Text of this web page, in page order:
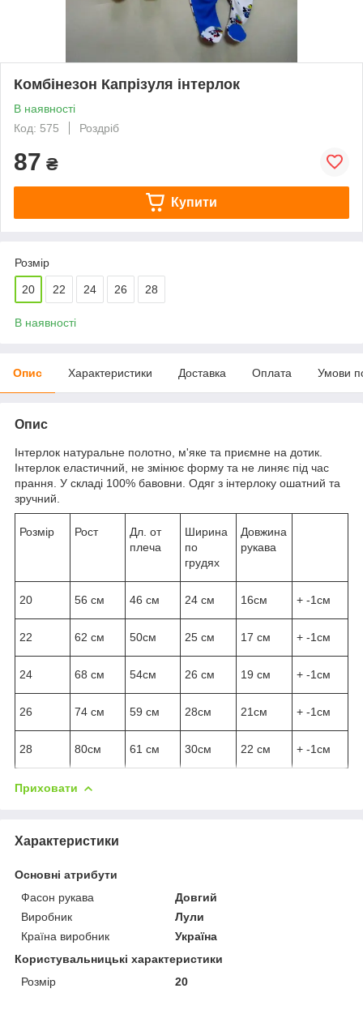
Комбінезон Капрізуля інтерлок
В наявності
Код: 575
Роздріб
87 ₴
Купити
Розмір
20 22 24 26 28
В наявності
Опис Характеристики Доставка Оплата Умови
Опис
Інтерлок натуральне полотно, м'яке та приємне на дотик.
Інтерлок еластичний, не змінює форму та не линяє під час
прання. У складі 100% бавовни. Одяг з інтерлоку ошатний та
зручний.
Розмір Рост
Дл. от
плеча
Ширина
по
грудях
Довжина
рукава
20 56 см 46 см 24 см 16см + -1см
22 62 см 50см 25 см 17 см + -1см
24 68 см 54см 26 см 19 см + -1см
26 74 см 59 см 28см 21см + -1см
28 80см 61 см 30см 22 см + -1см
Приховати
Характеристики
Основні атрибути
Фасон рукава
Довгий
Виробник
Лули
Країна виробник
Україна
Користувальницькі характеристики
Розмір
20